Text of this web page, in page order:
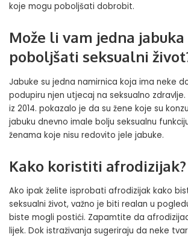
koje mogu poboljšati dobrobit.
Može li vam jedna
poboljšati seksualni
Jabuke su jedna namirnica koja ima neke
podupiru njen utjecaj na seksualno
iz 2014. pokazalo je da su žene koje su
jabuku dnevno imale bolju seksualnu
ženama koje nisu redovito jele jabuke.
Kako koristiti afrodizijak?
Ako ipak želite isprobati afrodizijak kako
seksualni život, važno je biti realan u
biste mogli postići. Zapamtite da
lijek. Dok istraživanja sugeriraju da neke